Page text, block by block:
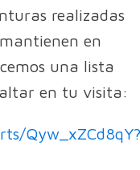
realizadas
en
una lista
en tu visita:
Qyw_xZCd8qY?